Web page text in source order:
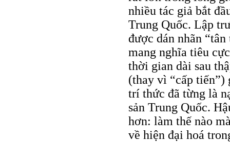
nhiều tác giả bắt
Trung Quốc. Lập
được dán nhãn
mang nghĩa tiêu
thời gian dài sau
(thay vì “cấp tiến”)
trí thức đã từng là
sản Trung Quốc.
hơn: làm thế nào
về hiện đại hoá